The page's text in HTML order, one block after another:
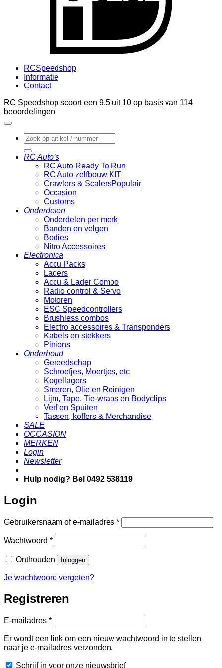
RCSpeedshop
Informatie
Contact
RC Speedshop scoort een 9.5 uit 10 op basis van 114
beoordelingen
Zoeken
naar:
RC Auto’s
RC Auto Ready To Run
RC Auto zelfbouw KIT
Crawlers & Scalers
Occasion
Customs
Onderdelen
Onderdelen per merk
Banden en velgen
Bodies
Nitro Accessoires
Electronica
Accu Packs
Laders
Accu & Lader Combo
Radio control & Servo
Motoren
ESC Speedcontrollers
Brushless combos
Electro accessoires & Transponders
Kabels en stekkers
Pinions
Onderhoud
Gereedschap
Schroefjes, Moertjes, etc
Kogellagers
Smeren, Olie en Reinigen
Lijm, Tape, Tie-wraps en Bodyclips
Verf en Spuiten
Tassen, koffers & Merchandise
SALE
OCCASION
MERKEN
Login
Newsletter
Hulp nodig? Bel 0492 538119
Login
Gebruikersnaam of e-mailadres *Vereist
Wachtwoord *Vereist
Onthouden Inloggen
Je wachtwoord vergeten?
Registreren
E-mailadres *Vereist
Er wordt een link om een nieuw wachtwoord in te stellen
naar je e-mailadres verzonden.
Schrijf in voor onze nieuwsbrief